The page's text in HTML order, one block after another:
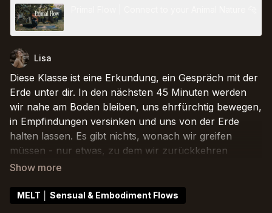
Lisa
Diese Klasse ist eine Erkundung, ein Gespräch mit der
Erde unter dir. In den nächsten 45 Minuten werden
wir nahe am Boden bleiben, uns ehrfürchtig bewegen,
in Empfindungen versinken und uns von der Erde
halten lassen. Es gibt nichts, wonach wir greifen
müssen - nur etwas, zu dem wir zurückkehren
dürfen. Dein Körper, dein Atem, dieser Moment. Lass
Wenn du kannst, lade ich dich ein, diese Klasse
MELT │ Sensual & Embodiment Flows